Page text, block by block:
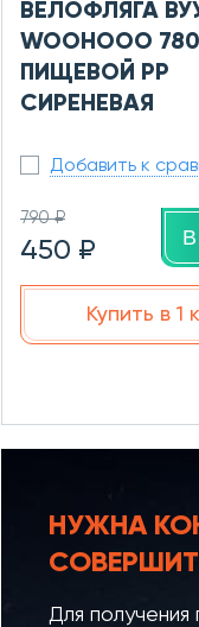
ВЕЛОФЛЯГА
WOOHOOO
ПИЩЕВОЙ PP
СИРЕНЕВАЯ
Добавить к
790 ₽
450 ₽ В
Купить в 1
НУЖНА
Для получения